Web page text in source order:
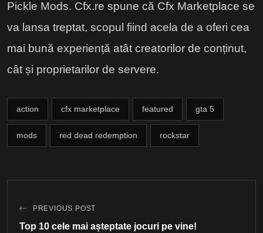
Pickle Mods. Cfx.re spune că Cfx Marketplace se
va lansa treptat, scopul fiind acela de a oferi cea
mai bună experiență atât creatorilor de conținut,
cât și proprietarilor de servere.
action cfx marketplace featured gta 5
mods red dead redemption rockstar
PREVIOUS POST
Top 10 cele mai așteptate jocuri pe vine!